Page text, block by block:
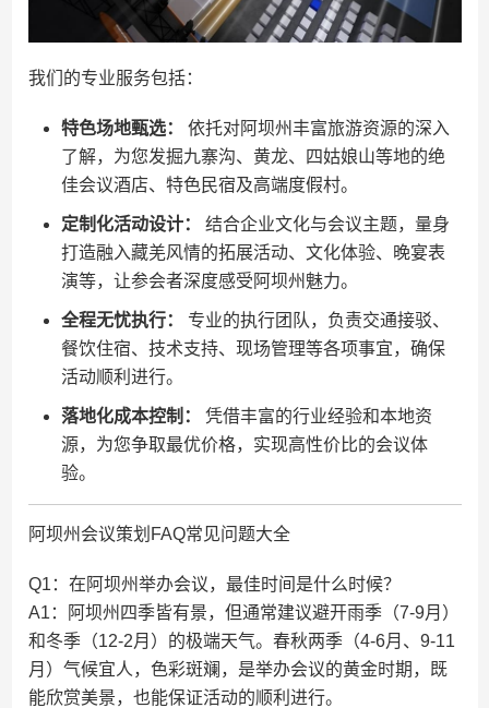
我们的专业服务包括：
特色场地甄选：
依托对阿坝州丰富旅游资源的深入
了解，为您发掘九寨沟、黄龙、四姑娘山等地的绝
佳会议酒店、特色民宿及高端度假村。
定制化活动设计：
结合企业文化与会议主题，量身
打造融入藏羌风情的拓展活动、文化体验、晚宴表
演等，让参会者深度感受阿坝州魅力。
全程无忧执行：
专业的执行团队，负责交通接驳、
餐饮住宿、技术支持、现场管理等各项事宜，确保
活动顺利进行。
落地化成本控制：
凭借丰富的行业经验和本地资
源，为您争取最优价格，实现高性价比的会议体
验。
阿坝州会议策划FAQ常见问题大全
Q1：在阿坝州举办会议，最佳时间是什么时候？
A1：阿坝州四季皆有景，但通常建议避开雨季（7-9月）
和冬季（12-2月）的极端天气。春秋两季（4-6月、9-11
月）气候宜人，色彩斑斓，是举办会议的黄金时期，既
能欣赏美景，也能保证活动的顺利进行。